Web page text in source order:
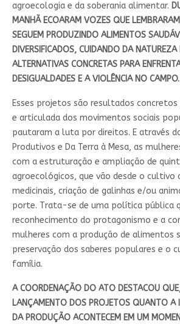
agroecologia e da soberania alimentar.
MANHÃ ECOARAM VOZES QUE
SEGUEM PRODUZINDO ALIMENTOS
DIVERSIFICADOS, CUIDANDO DA
ALTERNATIVAS CONCRETAS PARA
DESIGUALDADES E A VIOLÊNCIA NO CAMPO.
Esses projetos são resultados
e articulada dos movimentos sociais
pautaram a luta por direitos. E através
Produtivos e Da Terra à Mesa, as
com a estruturação e ampliação de
agroecológicos, que vão desde o cultivo
medicinais, criação de galinhas e/ou
porte. Trata-se de uma política pública
reconhecimento do protagonismo e a
mulheres com a produção de alimentos
preservação dos saberes populares e o
família.
A COORDENAÇÃO DO ATO DESTACOU
LANÇAMENTO DOS PROJETOS QUANTO A
DA PRODUÇÃO ACONTECEM EM UM